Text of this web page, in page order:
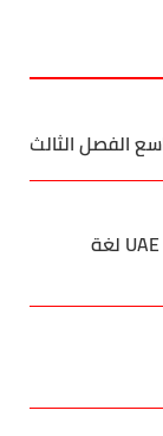
الفصل الثالث
كتاب النشاط UAE Phonics Book 1 2025 – 2026 لغة